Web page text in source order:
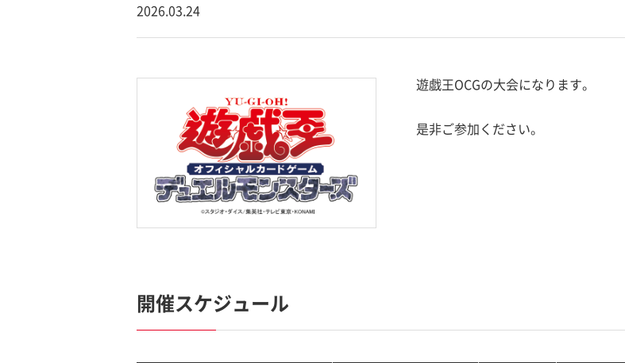
2026.03.24
遊戯王OCGの大会になります。
是非ご参加ください。
開催スケジュール